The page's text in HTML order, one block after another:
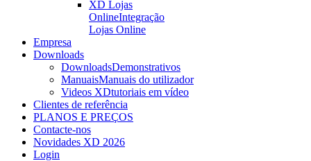
XD Lojas
OnlineIntegração
Lojas Online
Empresa
Downloads
DownloadsDemonstrativos
ManuaisManuais do utilizador
Videos XDtutoriais em vídeo
Clientes de referência
PLANOS E PREÇOS
Contacte-nos
Novidades XD 2026
Login